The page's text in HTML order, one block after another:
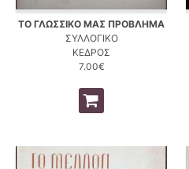
ΤΟ ΓΛΩΣΣΙΚΟ ΜΑΣ ΠΡΟΒΛΗΜΑ
ΣΥΛΛΟΓΙΚΟ
ΚΕΔΡΟΣ
7.00€